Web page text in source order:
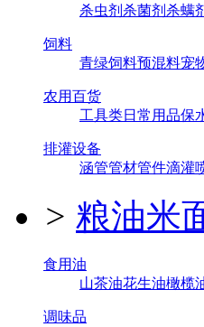
杀虫剂 杀菌剂 杀螨
饲料
青绿饲料预混料宠
农用百货
工具类日常用品保
排灌设备
涵管管材管件滴灌
> 粮油米
食用油
山茶油花生油橄榄
调味品